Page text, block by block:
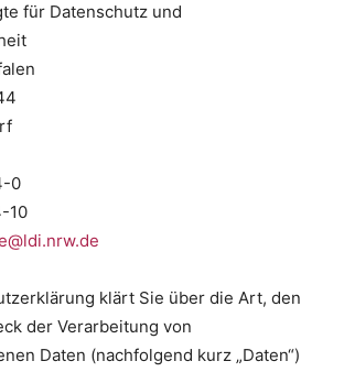
für Datenschutz und
0
10
klärt Sie über die Art, den
der Verarbeitung von
Daten (nachfolgend kurz „Daten“)